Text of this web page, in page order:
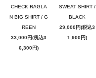
CHECK RAGLA
N BIG SHIRT / G
REEN
33,000円(税込3
6,300円)
SWEAT SHIRT /
BLACK
29,000円(税込3
1,900円)